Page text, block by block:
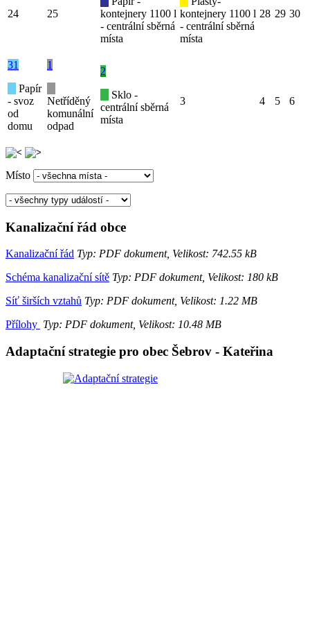
24 25
kontejnery 1100 l
- centrální sběrná
místa
kontejnery 1100 l
- centrální sběrná
místa
28 29 30
31
Papír
- svoz
od
domu
1
Netříděný
komunální
odpad
2
Sklo -
centrální sběrná
místa
3 4 5 6
Místo
Kanalizační řád obce
Kanalizační řád Typ: PDF dokument, Velikost: 742.55 kB
Schéma kanalizační sítě Typ: PDF dokument, Velikost: 180 kB
Síť širších vztahů Typ: PDF dokument, Velikost: 1.22 MB
Přílohy Typ: PDF dokument, Velikost: 10.48 MB
Adaptační strategie pro obec Šebrov - Kateřina